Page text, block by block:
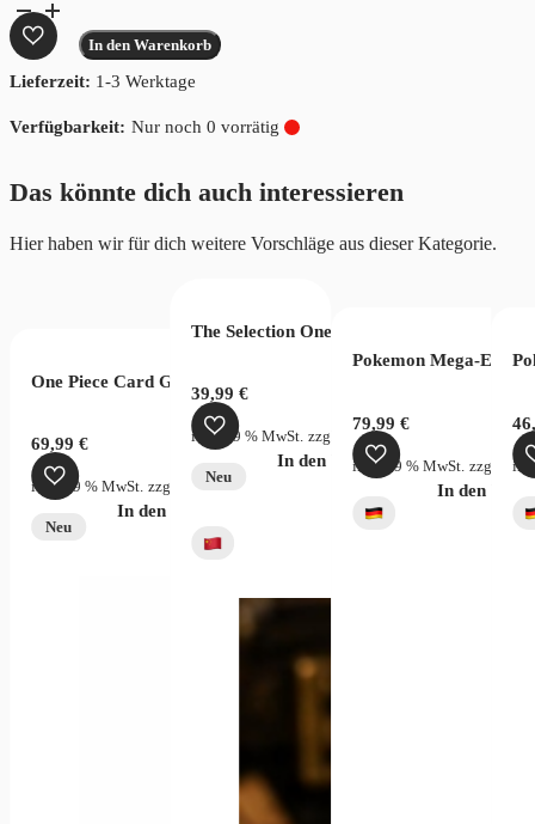
Starter
Journey
Gift
Box
In den Warenkorb
Lieferzeit: 1-3 Werktage
Nur noch 0 vorrätig
Das könnte dich auch interessieren
Hier haben wir für dich weitere Vorschläge aus dieser Kategorie.
Value Box
One Piece Card Game Two Legends OPC08 Display Chinese
69,99€
inkl. 19 % MwSt. zzgl. Versandkosten
In den Warenkorb
Neu
The Selection One Piece Wanted Bag
39,99€
inkl. 19 % MwSt. zzgl. Versandkosten
In den Warenkorb
Neu
Pokemon Mega-
79,99 €
inkl. 19 % MwSt. zzgl.
In den